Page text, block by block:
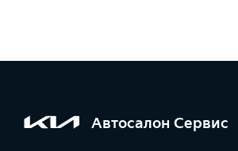
Автосалон Сервис